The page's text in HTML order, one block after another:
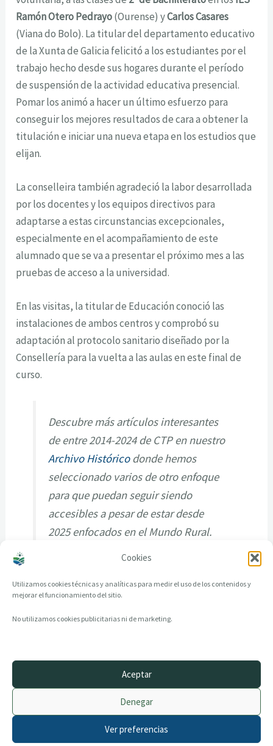
Cookies
Utilizamos cookies técnicas y analíticas para medir el uso de los contenidos y
mejorar el funcionamiento del sitio.
No utilizamos cookies publicitarias ni de marketing.
Aceptar
Denegar
Ver preferencias
Ramón Otero Pedrayo(Ourense) yCarlos Casares
(Viana do Bolo). La titular del departamento educativo
de la Xunta de Galicia felicitó a los estudiantes por el
trabajo hecho desde sus hogares durante el período
de suspensión de la actividad educativa presencial.
Pomar los animó a hacer un último esfuerzo para
conseguir los mejores resultados de cara a obtener la
titulación e iniciar una nueva etapa en los estudios que
elijan.
La conselleira también agradeció la labor desarrollada
por los docentes y los equipos directivos para
adaptarse a estas circunstancias excepcionales,
especialmente en el acompañamiento de este
alumnado que se va a presentar el próximo mes a las
pruebas de acceso a la universidad.
En las visitas, la titular de Educación conoció las
instalaciones de ambos centros y comprobó su
adaptación al protocolo sanitario diseñado por la
Consellería para la vuelta a las aulas en este final de
curso.
Descubre más artículos interesantes
de entre 2014-2024 de CTP en nuestro
Archivo Históricodonde hemos
seleccionado varios de otro enfoque
para que puedan seguir siendo
accesibles a pesar de estar desde
2025 enfocados en el Mundo Rural.
© 2014–2026 creandotuprovincia.es · Todos los derechos reservados
Política de Cookies
Archivo histórico